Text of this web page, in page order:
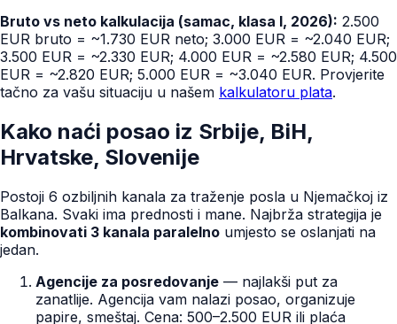
Bruto vs neto kalkulacija (samac, klasa I, 2026): 2.500
EUR bruto = ~1.730 EUR neto; 3.000 EUR = ~2.040 EUR;
3.500 EUR = ~2.330 EUR; 4.000 EUR = ~2.580 EUR; 4.500
EUR = ~2.820 EUR; 5.000 EUR = ~3.040 EUR. Provjerite
tačno za vašu situaciju u našem kalkulatoru plata.
Kako naći posao iz Srbije, BiH,
Hrvatske, Slovenije
Postoji 6 ozbiljnih kanala za traženje posla u Njemačkoj iz
Balkana. Svaki ima prednosti i mane. Najbrža strategija je
kombinovati 3 kanala paralelno umjesto se oslanjati na
jedan.
Agencije za posredovanje — najlakši put za
zanatlije. Agencija vam nalazi posao, organizuje
papire, smeštaj. Cena: 500–2.500 EUR ili plaća